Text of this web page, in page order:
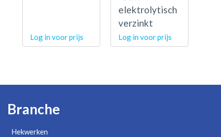
Log in voor prijs
elektrolytisch
verzinkt
Log in voor prijs
Branche
Hekwerken